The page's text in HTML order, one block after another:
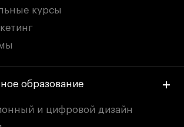
курсы
образование
и цифровой дизайн